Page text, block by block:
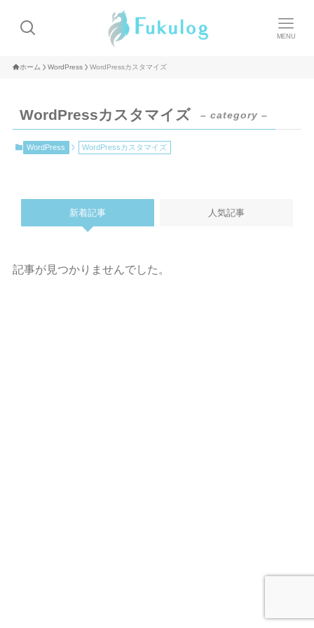
MENU
ホーム WordPress WordPressカスタマイズ
WordPressカスタマイズ – category –
WordPress WordPressカスタマイズ
新着記事 人気記事
記事が見つかりませんでした。